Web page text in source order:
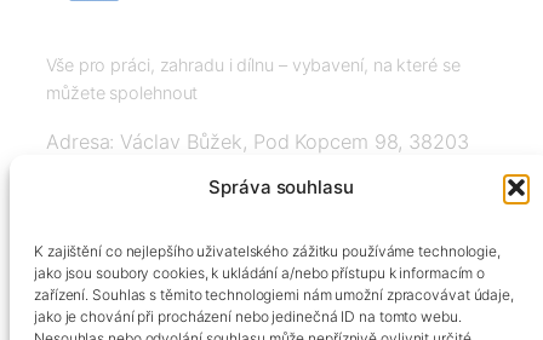
Správa souhlasu
K zajištění co nejlepšího uživatelského zážitku používáme technologie,
jako jsou soubory cookies, k ukládání a/nebo přístupu k informacím o
zařízení. Souhlas s těmito technologiemi nám umožní zpracovávat údaje,
jako je chování při procházení nebo jedinečná ID na tomto webu.
Vše pro práci, zahradu i dílnu – vybavení, na které se
můžete spolehnout
Adresa: Václav Bůžek, Pod Kopcem 98, 38203
+420606334248, info@agrobox.cz